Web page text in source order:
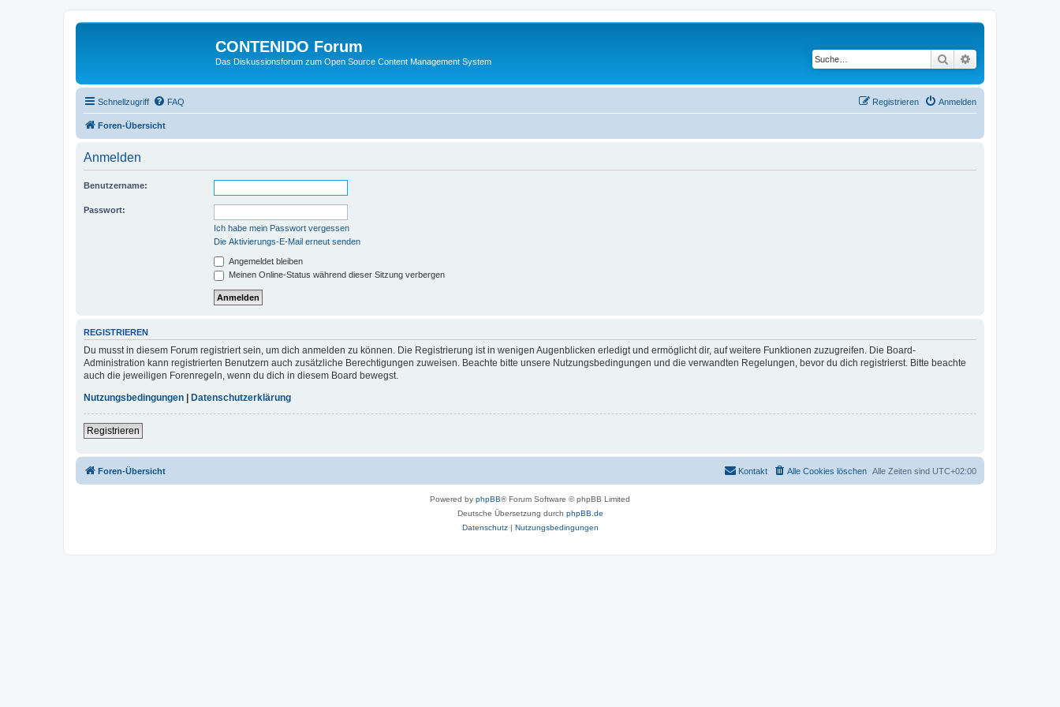
CONTENIDO Forum
Das Diskussionsforum zum Open Source Content Management System Suche
Schnellzugriff FAQ Anmelden
Registrieren
Foren-Übersicht
Anmelden
Benutzername:
Passwort:
Ich habe mein Passwort vergessen
Die Aktivierungs-E-Mail erneut senden
Angemeldet bleiben
Meinen Online-Status während dieser Sitzung verbergen
REGISTRIEREN
Du musst in diesem Forum registriert sein, um dich anmelden zu können. Die Registrierung ist in wenigen Augenblicken erledigt und ermöglicht dir, auf weitere Funktionen zuzugreifen. Die Board-
Administration kann registrierten Benutzern auch zusätzliche Berechtigungen zuweisen. Beachte bitte unsere Nutzungsbedingungen und die verwandten Regelungen, bevor du dich registrierst. Bitte beachte
auch die jeweiligen Forenregeln, wenn du dich in diesem Board bewegst.
Nutzungsbedingungen
Datenschutzerklärung
Registrieren
Foren-Übersicht Alle Zeiten sind UTC+02:00
Alle Cookies löschen
Kontakt
Powered by phpBB® Forum Software © phpBB Limited
Deutsche Übersetzung durch phpBB.de
Datenschutz| Nutzungsbedingungen